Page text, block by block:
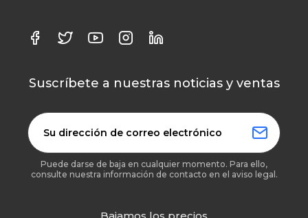
Suscríbete a nuestras noticias y ventas
Puede darse de baja en cualquier momento. Para ello,
consulte nuestra información de contacto en el aviso legal.